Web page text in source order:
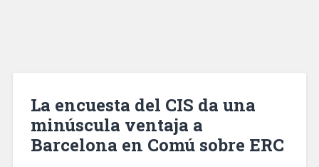
La encuesta del CIS da una
minúscula ventaja a
Barcelona en Comú sobre ERC